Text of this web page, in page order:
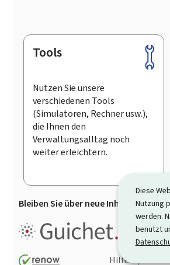
Diese
Nutzung
werden.
benutzt
Footer
Tools
Nutzen Sie unsere
verschiedenen Tools
(Simulatoren, Rechner usw.),
die Ihnen den
Verwaltungsalltag noch
weiter erleichtern.
Bleiben Sie über neue Inhalte auf
Hilfe